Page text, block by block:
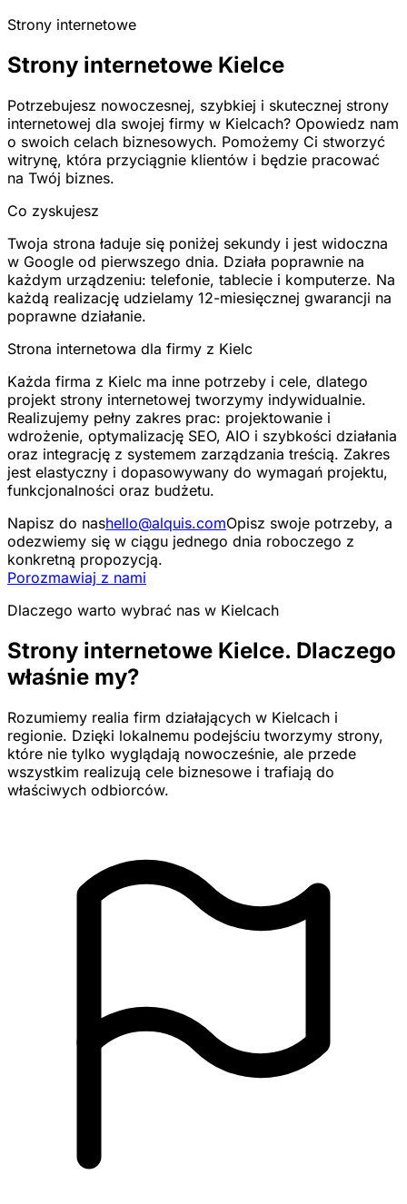
Strony internetowe
Strony internetowe Kielce
Potrzebujesz nowoczesnej, szybkiej i skutecznej strony
internetowej dla swojej firmy w Kielcach? Opowiedz nam
o swoich celach biznesowych. Pomożemy Ci stworzyć
witrynę, która przyciągnie klientów i będzie pracować
na Twój biznes.
Co zyskujesz
Twoja strona ładuje się poniżej sekundy i jest widoczna
w Google od pierwszego dnia. Działa poprawnie na
każdym urządzeniu: telefonie, tablecie i komputerze. Na
każdą realizację udzielamy 12-miesięcznej gwarancji na
poprawne działanie.
Strona internetowa dla firmy z Kielc
Każda firma z Kielc ma inne potrzeby i cele, dlatego
projekt strony internetowej tworzymy indywidualnie.
Realizujemy pełny zakres prac: projektowanie i
wdrożenie, optymalizację SEO, AIO i szybkości działania
oraz integrację z systemem zarządzania treścią. Zakres
jest elastyczny i dopasowywany do wymagań projektu,
funkcjonalności oraz budżetu.
Napisz do nashello@alquis.comOpisz swoje potrzeby, a
odezwiemy się w ciągu jednego dnia roboczego z
konkretną propozycją.
Porozmawiaj z nami
Dlaczego warto wybrać nas w Kielcach
Strony internetowe Kielce. Dlaczego
właśnie my?
Rozumiemy realia firm działających w Kielcach i
regionie. Dzięki lokalnemu podejściu tworzymy strony,
które nie tylko wyglądają nowocześnie, ale przede
wszystkim realizują cele biznesowe i trafiają do
właściwych odbiorców.